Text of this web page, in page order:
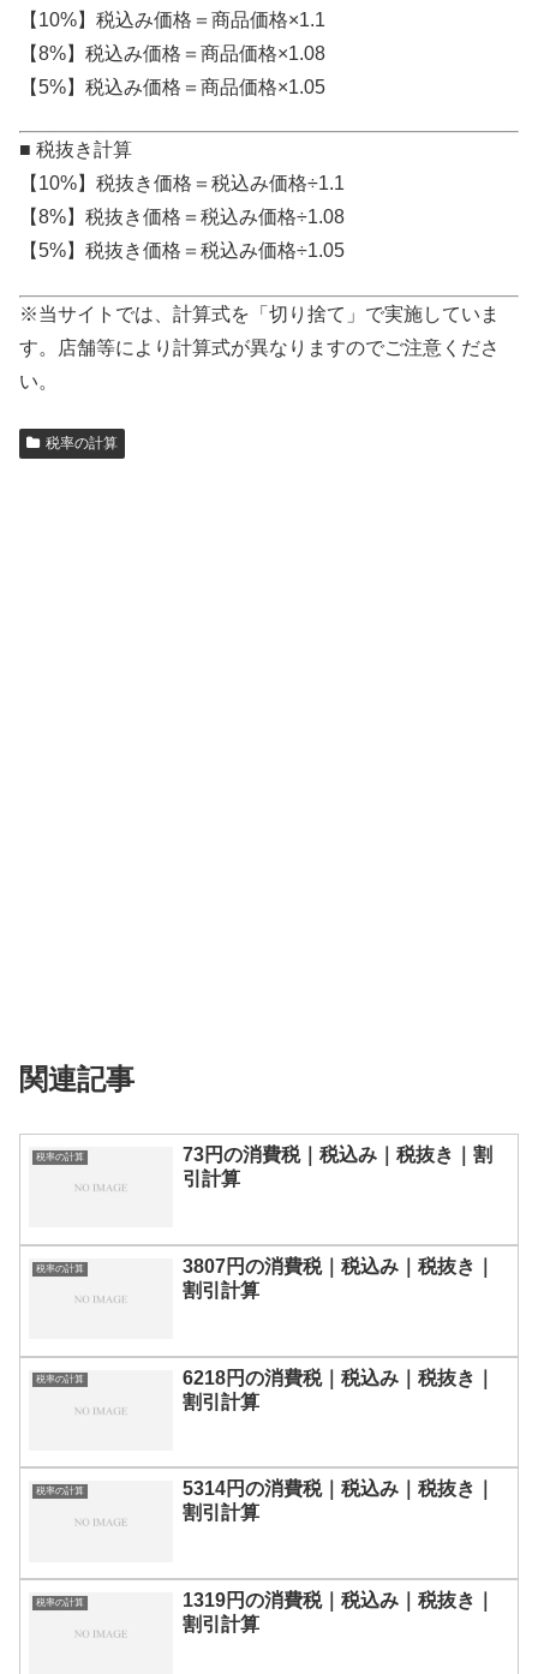
【10%】税込み価格＝商品価格×1.1
【8%】税込み価格＝商品価格×1.08
【5%】税込み価格＝商品価格×1.05
■ 税抜き計算
【10%】税抜き価格＝税込み価格÷1.1
【8%】税抜き価格＝税込み価格÷1.08
【5%】税抜き価格＝税込み価格÷1.05
※当サイトでは、計算式を「切り捨て」で実施していま
す。店舗等により計算式が異なりますのでご注意くださ
い。
税率の計算
関連記事
税率の計算
73円の消費税｜税込み｜税抜き｜割
引計算
税率の計算
3807円の消費税｜税込み｜税抜き｜
割引計算
税率の計算
6218円の消費税｜税込み｜税抜き｜
割引計算
税率の計算
5314円の消費税｜税込み｜税抜き｜
割引計算
税率の計算
1319円の消費税｜税込み｜税抜き｜
割引計算